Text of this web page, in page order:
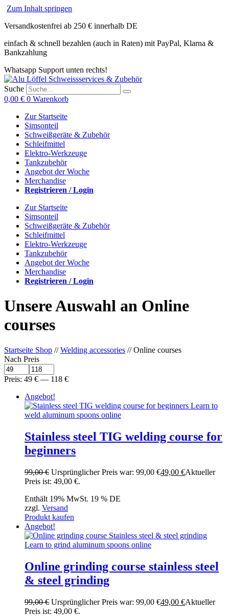
Zum Inhalt springen
Versandkostenfrei ab 250 € innerhalb DE
einfach & schnell bezahlen (auch in Raten) mit PayPal, Klarna &
Bankzahlung
Whatsapp Support unten rechts!
Suche
0,00 € 0 Warenkorb
Zur Startseite
Simsonteil
Schweißgeräte & Zubehör
Schleifmittel
Elektro-Werkzeuge
Tankzubehör
Angebot der Woche
Merchandise
Registrieren / Login
Zur Startseite
Simsonteil
Schweißgeräte & Zubehör
Schleifmittel
Elektro-Werkzeuge
Tankzubehör
Angebot der Woche
Merchandise
Registrieren / Login
Unsere Auswahl an Online
courses
Startseite Shop //Welding accessories // Online courses
Nach Preis
Preis: 49 € — 118 €
Angebot!
Stainless steel TIG welding course for
beginners
99,00€ Ursprünglicher Preis war: 99,00 €49,00 €Aktueller
Preis ist: 49,00 €.
Enthält 19% MwSt. 19 % DE
zzgl. Versand
Produkt kaufen
Angebot!
Online grinding course stainless steel
& steel grinding
99,00€ Ursprünglicher Preis war: 99,00 €49,00 €Aktueller
Preis ist: 49,00 €.